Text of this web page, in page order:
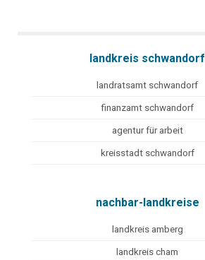
landkreis schwandorf
landratsamt schwandorf
finanzamt schwandorf
agentur für arbeit
kreisstadt schwandorf
nachbar-landkreise
landkreis amberg
landkreis cham